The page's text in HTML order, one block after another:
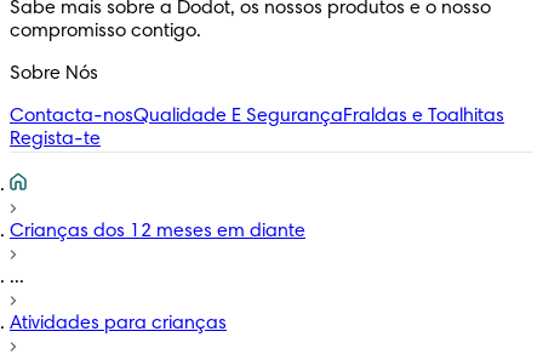
Sabe mais sobre a Dodot, os nossos produtos e o nosso
compromisso contigo.
Sobre Nós
Contacta-nosQualidade E SegurançaFraldas e Toalhitas
Regista-te
Crianças dos 12 meses em diante
...
Atividades para crianças